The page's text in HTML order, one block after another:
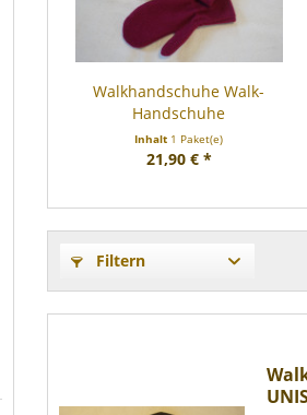
Walkhandschuhe Walk-
Handschuhe
Inhalt 1 Paket(e)
21,90 € *
Filtern